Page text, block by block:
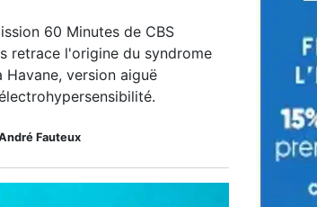
60 Minutes de CBS
retrace l'origine du syndrome
Havane, version aiguë
Fauteux